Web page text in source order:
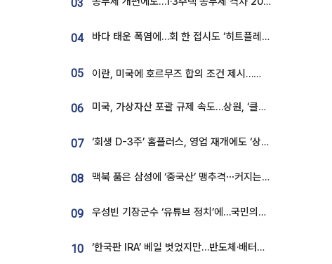
03
04 바다 태운 폭염에…회 한 접시도 ‘히트플레이션’
05 이란, 미국에 호르무즈 합의 조건 제시…美 “경기 아직 안 끝나” [종합]
06 미국, 가상자산 포괄 규제 속도…상원, ‘클래리티법’ 9월 절차투표 추진
07 ‘회생 D-3주’ 홈플러스, 영업 재개에도 ‘상품 공급망’ 복구가 생존 관건
08 맥북 품은 삼성에 ‘중국산’ 맹추격⋯커지는 노트북 OLED 시장
09 우성빈 기장군수 ‘유튜브 정치’에…국민의힘 군의원들 집단 반발
10 ‘한국판 IRA’ 베일 벗었지만…반도체·배터리 업계 “시행령이 관건”